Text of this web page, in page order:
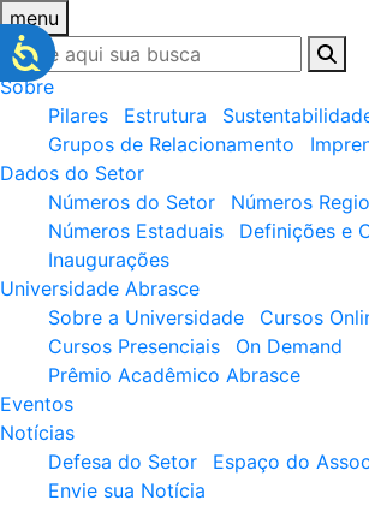
menu
Sobre
Pilares
Estrutura
Grupos de Relacionamento
Dados do Setor
Números do Setor
Números
Números Estaduais
Definições e
Inaugurações
Universidade Abrasce
Sobre a Universidade
Cursos
Cursos Presenciais
On Demand
Prêmio Acadêmico Abrasce
Eventos
Notícias
Defesa do Setor
Espaço do
Envie sua Notícia